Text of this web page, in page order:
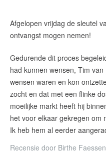
Onze diensten
Contact
Zelfstandig makelaar worden
Blog
de
Lees
Afgelopen vrijdag de sleutel
ontvangst mogen nemen!
Gedurende dit proces
had kunnen wensen, Tim
wensen waren en kon
zocht en dat met een flinke
moeilijke markt heeft hij
het voor elkaar gekregen om
Ik heb hem al eerder
Recensie door Birthe Faessen